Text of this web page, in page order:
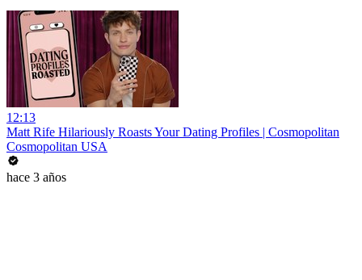
12:13
Matt Rife Hilariously Roasts Your Dating Profiles | Cosmopolitan
Cosmopolitan USA
hace 3 años